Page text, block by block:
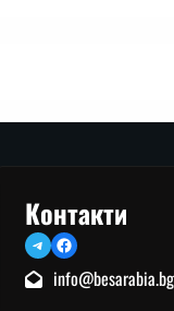
Контакти
TelegramFacebook
info@besarabia.bg